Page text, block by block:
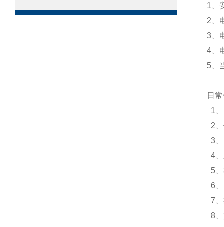
1、
2、
3、
4、
5、
日
1
2
3
4
5
6
7
8